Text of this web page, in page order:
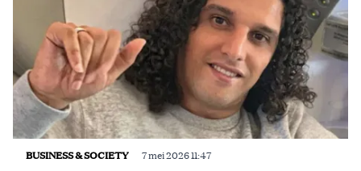
BUSINESS & SOCIETY 7 mei 2026 11:47